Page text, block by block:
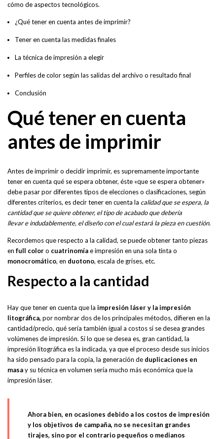
cómo de aspectos tecnológicos.
¿Qué tener en cuenta antes de imprimir?
Tener en cuenta las medidas finales
La técnica de impresión a elegir
Perfiles de color según las salidas del archivo o resultado final
Conclusión
Qué tener en cuenta
antes de imprimir
Antes de imprimir o decidir imprimir, es supremamente importante
tener en cuenta qué se espera obtener, éste «que se espera obtener»
debe pasar por diferentes tipos de elecciones o clasificaciones, según
diferentes criterios, es decir tener en cuenta la calidad que se espera, la
cantidad que se quiere obtener, el tipo de acabado que debería
llevar e indudablemente, el diseño con el cual estará la pieza en cuestión.
Recordemos que respecto a la calidad, se puede obtener tanto piezas
en full coloro cuatrinomíae impresión en una sola tinta o
monocromático, en duotono, escala de grises, etc.
Respecto a la cantidad
Hay que tener en cuenta que la impresión láser y la impresión
litográfica, por nombrar dos de los principales métodos, difieren en la
cantidad/precio, qué sería también igual a costos si se desea grandes
volúmenes de impresión. Si lo que se desea es, gran cantidad, la
impresión litográfica es la indicada, ya que el proceso desde sus inicios
ha sido pensado para la copia, la generación de duplicaciones en
masay su técnica en volumen sería mucho más económica que la
impresión láser.
Ahora bien, en ocasiones debido a los costos de impresión
y los objetivos de campaña, no se necesitan grandes
tirajes, sino por el contrario pequeños o medianos